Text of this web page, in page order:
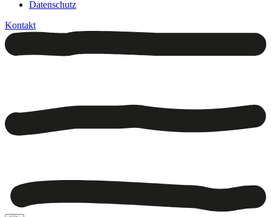
Datenschutz
Kontakt